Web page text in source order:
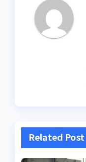
Related Post